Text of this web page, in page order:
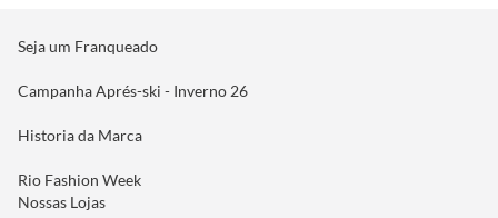
Seja um Franqueado
Campanha Aprés-ski - Inverno 26
Historia da Marca
Rio Fashion Week
Nossas Lojas